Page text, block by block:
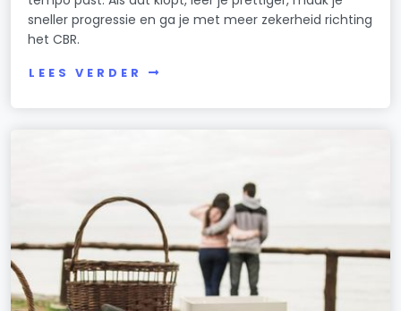
sneller progressie en ga je met meer zekerheid richting
het CBR.
LEES VERDER